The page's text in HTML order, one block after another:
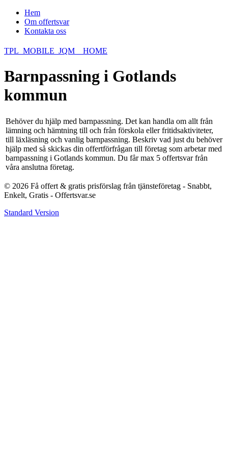
Hem
Om offertsvar
Kontakta oss
TPL_MOBILE_JQM__HOME
Barnpassning i Gotlands
kommun
Behöver du hjälp med barnpassning. Det kan handla om allt från
lämning och hämtning till och från förskola eller fritidsaktiviteter,
till läxläsning och vanlig barnpassning. Beskriv vad just du behöver
hjälp med så skickas din offertförfrågan till företag som arbetar med
barnpassning i Gotlands kommun. Du får max 5 offertsvar från
våra anslutna företag.
© 2026 Få offert & gratis prisförslag från tjänsteföretag - Snabbt,
Enkelt, Gratis - Offertsvar.se
Standard Version